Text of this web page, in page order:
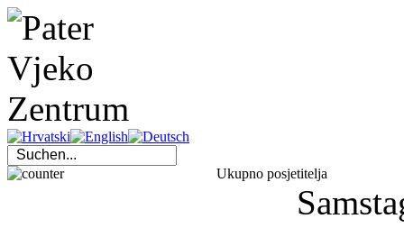
Ukupno posjetitelja